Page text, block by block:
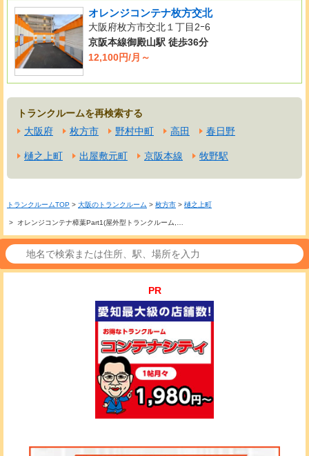
オレンジコンテナ枚方交北
大阪府枚方市交北１丁目2ｰ6
京阪本線御殿山駅 徒歩36分
12,100円/月～
トランクルームを再検索する
大阪府
枚方市 野村中町 高田 春日野
樋之上町 出屋敷元町 京阪本線 牧野駅
トランクルームTOP > 大阪のトランクルーム > 枚方市 > 樋之上町
> オレンジコンテナ樟葉Part1(屋外型トランクルーム,…
PR